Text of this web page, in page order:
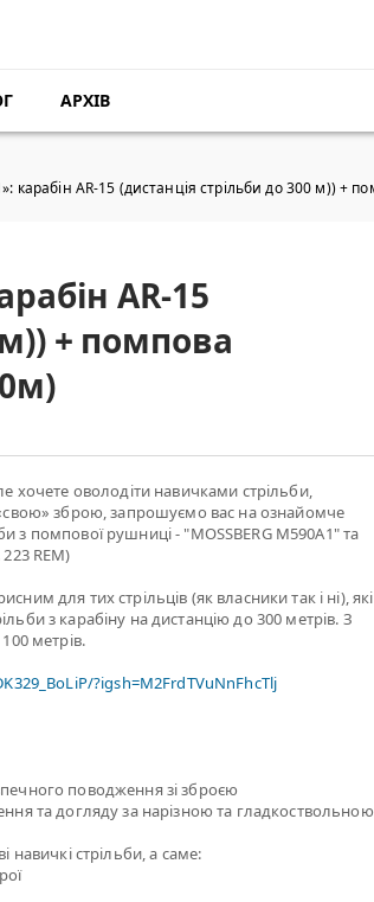
АРХІВ
карабін AR-15 (дистанція стрільби до 300 м)) +
AR-15
+ помпова
хочете оволодіти навичками стрільби,
зброю, запрошуємо вас на ознайомче
з помпової рушниці - "MOSSBERG M590A1" та
REM)
для тих стрільців (як власники так і ні), які
з карабіну на дистанцію до 300 метрів. З
метрів.
?igsh=M2FrdTVuNnFhcTlj
поводження зі зброєю
та догляду за нарізною та гладкоствольною
навичкі стрільби, а саме: